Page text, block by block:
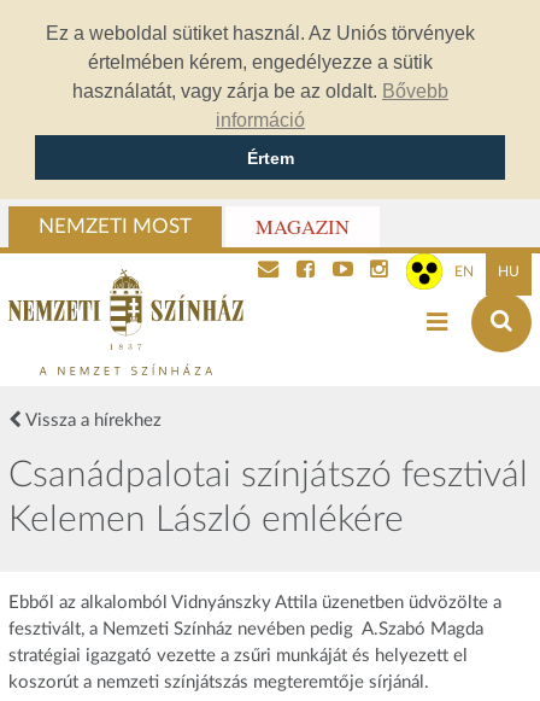
Ez a weboldal sütiket használ. Az Uniós törvények
értelmében kérem, engedélyezze a sütik
használatát, vagy zárja be az oldalt. Bővebb
információ
Értem
NEMZETI MOST MAGAZIN
EN HU
Vissza a hírekhez
Csanádpalotai színjátszó fesztivál
Kelemen László emlékére
Ebből az alkalomból Vidnyánszky Attila üzenetben üdvözölte a
fesztivált, a Nemzeti Színház nevében pedig A.Szabó Magda
stratégiai igazgató vezette a zsűri munkáját és helyezett el
koszorút a nemzeti színjátszás megteremtője sírjánál.